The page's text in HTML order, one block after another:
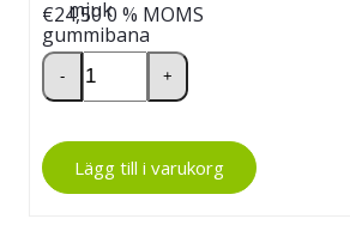
€24,500 % MOMS
Hjulsats för Quadro‑ och
- +
Lägg till i varukorg